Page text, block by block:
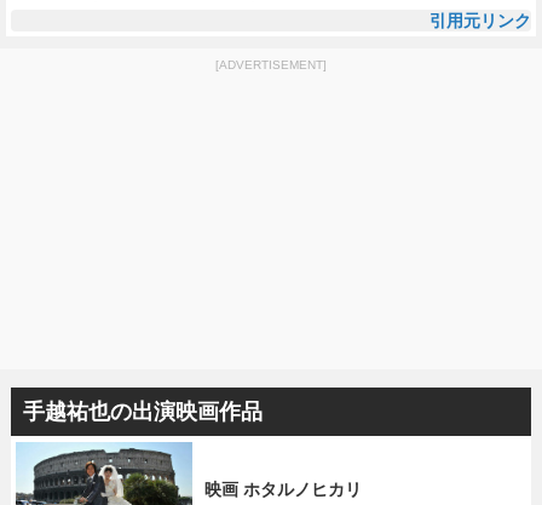
引用元リンク
[ADVERTISEMENT]
手越祐也の出演映画作品
映画 ホタルノヒカリ